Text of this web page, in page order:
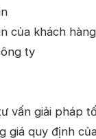
của khách
ty
vấn giải pháp
giá quy định